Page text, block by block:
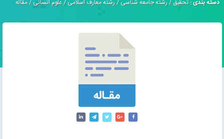
دسته بندی :تحقیق/رشته جامعه شناسی/رشته معارف اسلامی/علوم انسانی/مقاله